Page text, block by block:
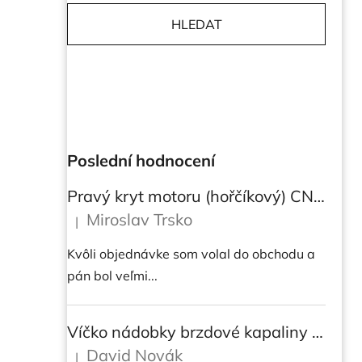
HLEDAT
Poslední hodnocení
Pravý kryt motoru (hořčíkový) CNC RACING pro instalaci transparetního krytu spojky pro Ducati Streetfighter V4/V4S
Hodnocení produktu je 5 z 5 hvězdiček.
| Miroslav Trsko
Kvôli objednávke som volal do obchodu a
pán bol veľmi...
Víčko nádobky brzdové kapaliny CNC Racing - BICOLOR
| David Novák